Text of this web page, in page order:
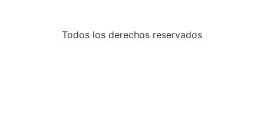
Todos los derechos reservados